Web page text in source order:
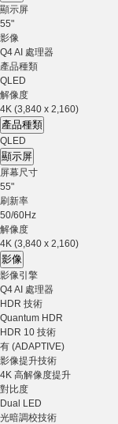
顯示屏
55"
影像
Q4 AI 處理器
產品種類
QLED
解像度
4K (3,840 x 2,160)
產品種類
QLED
顯示屏
屏幕尺寸
55"
刷新率
50/60Hz
解像度
4K (3,840 x 2,160)
影像
影像引擎
Q4 AI 處理器
HDR 技術
Quantum HDR
HDR 10 技術
有 (ADAPTIVE)
影像提升技術
4K 高解像度提升
對比度
Dual LED
光暗調校技術